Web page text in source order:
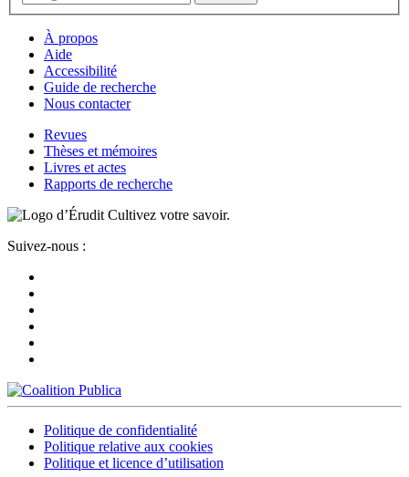
À propos
Aide
Accessibilité
Guide de recherche
Nous contacter
Revues
Thèses et mémoires
Livres et actes
Rapports de recherche
Cultivez votre savoir.
Suivez-nous :
Politique de confidentialité
Politique relative aux cookies
Politique et licence d’utilisation